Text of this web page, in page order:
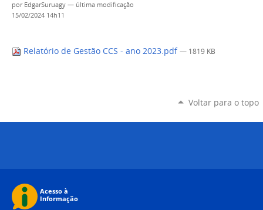
por EdgarSuruagy — última modificação
15/02/2024 14h11
Relatório de Gestão CCS - ano 2023.pdf — 1819 KB
Voltar para o topo